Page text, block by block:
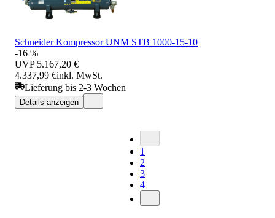
Schneider Kompressor UNM STB 1000-15-10
-16 %
UVP 5.167,20 €
4.337,99 €inkl. MwSt.
Lieferung bis 2-3 Wochen
Details anzeigen
1
2
3
4